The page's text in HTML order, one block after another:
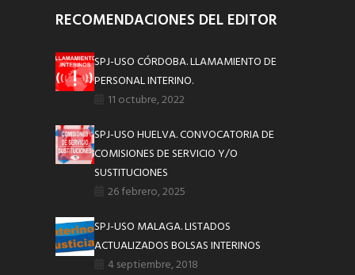
RECOMENDACIONES DEL EDITOR
SPJ-USO CÓRDOBA. LLAMAMIENTO DE
PERSONAL INTERINO.
11 octubre, 2022
SPJ-USO HUELVA. CONVOCATORIA DE
COMISIONES DE SERVICIO Y/O
SUSTITUCIONES
26 febrero, 2025
SPJ-USO MALAGA. LISTADOS
ACTUALIZADOS BOLSAS INTERINOS
4 septiembre, 2018